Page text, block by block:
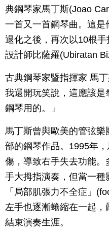
典鋼琴家馬丁斯(Joao
一首又一首鋼琴曲。這
退化之後，再次以10根
設計師比薩羅(Ubiratan
古典鋼琴家暨指揮家 馬
我還開玩笑說，這應該
鋼琴用的。」
馬丁斯曾與歐美的管弦
部的鋼琴作品。1995年
傷，導致右手失去功能
手大拇指演奏，但當一
「局部肌張力不全症」
左手也逐漸蜷縮在一起，
結束演奏生涯。